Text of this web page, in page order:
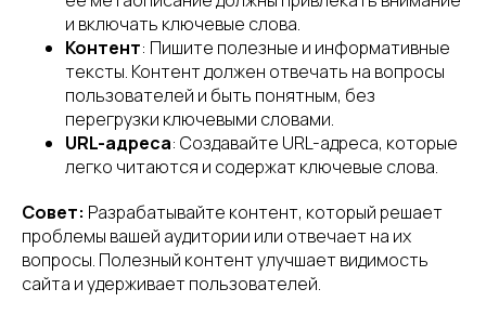
и включать ключевые слова.
Контент: Пишите полезные и информативные
тексты. Контент должен отвечать на вопросы
пользователей и быть понятным, без
перегрузки ключевыми словами.
URL-адреса: Создавайте URL-адреса, которые
легко читаются и содержат ключевые слова.
Совет: Разрабатывайте контент, который решает
проблемы вашей аудитории или отвечает на их
вопросы. Полезный контент улучшает видимость
сайта и удерживает пользователей.